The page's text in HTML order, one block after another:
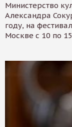
Министерство
Александра
году, на
Москве с 10 по